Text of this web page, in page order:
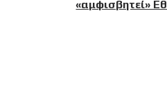
«αμφισβητεί»